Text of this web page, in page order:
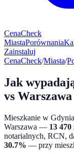
CenaCheck
MiastaPorównania
Zainstaluj
CenaCheck/Miasta/
Jak
vs Warszawa
Mieszkanie w Gdynia
Warszawa — 13 470
notarialnych, RCN,
30.7% — przy